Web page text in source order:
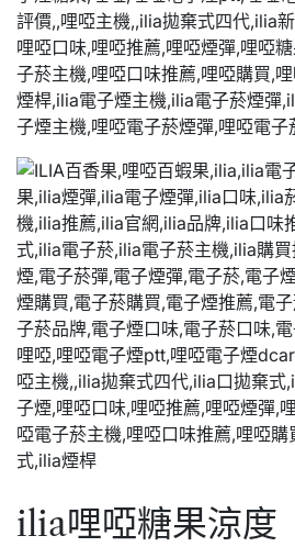
ilia哩啞糖果涼度